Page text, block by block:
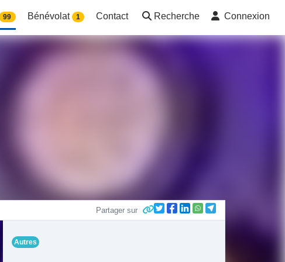
99 Bénévolat 1 Contact Recherche Connexion
Partager sur
Autres